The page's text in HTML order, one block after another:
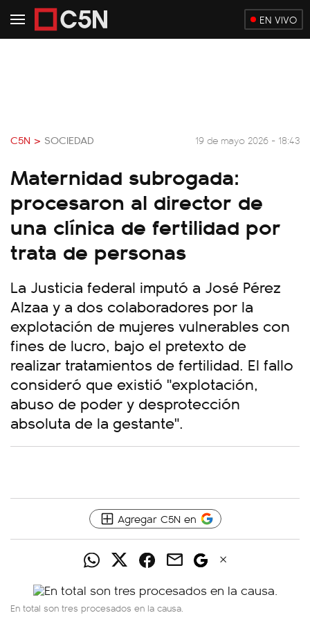
EN VIVO
C5N > SOCIEDAD 19 de mayo 2026 - 18:43
Maternidad subrogada:
procesaron al director de
una clínica de fertilidad por
trata de personas
La Justicia federal imputó a José Pérez
Alzaa y a dos colaboradores por la
explotación de mujeres vulnerables con
fines de lucro, bajo el pretexto de
realizar tratamientos de fertilidad. El fallo
consideró que existió "explotación,
abuso de poder y desprotección
absoluta de la gestante".
Agregar C5N en
En total son tres procesados en la causa.